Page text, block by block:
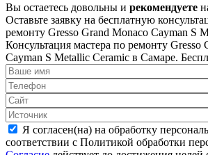
Вы остаетесь довольны и рекомендуете
Оставьте заявку на бесплатную
ремонту Gresso Grand Monaco Cayman S
Консультация мастера по ремонту Gresso
Cayman S Metallic Ceramic в Самаре.
Я согласен(на) на обработку
соответствии с Политикой обработки